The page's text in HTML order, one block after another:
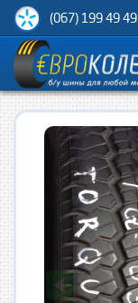
(067) 199 49 49